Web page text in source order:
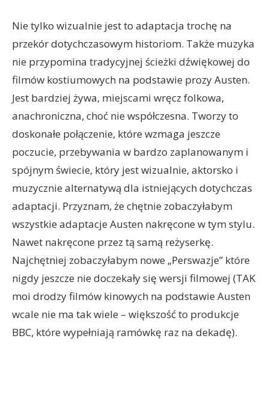
Nie tylko wizualnie jest to adaptacja trochę na
przekór dotychczasowym historiom. Także muzyka
nie przypomina tradycyjnej ścieżki dźwiękowej do
filmów kostiumowych na podstawie prozy Austen.
Jest bardziej żywa, miejscami wręcz folkowa,
anachroniczna, choć nie współczesna. Tworzy to
doskonałe połączenie, które wzmaga jeszcze
poczucie, przebywania w bardzo zaplanowanym i
spójnym świecie, który jest wizualnie, aktorsko i
muzycznie alternatywą dla istniejących dotychczas
adaptacji. Przyznam, że chętnie zobaczyłabym
wszystkie adaptacje Austen nakręcone w tym stylu.
Nawet nakręcone przez tą samą reżyserkę.
Najchętniej zobaczyłabym nowe „Perswazje” które
nigdy jeszcze nie doczekały się wersji filmowej (TAK
moi drodzy filmów kinowych na podstawie Austen
wcale nie ma tak wiele – większość to produkcje
BBC, które wypełniają ramówkę raz na dekadę).